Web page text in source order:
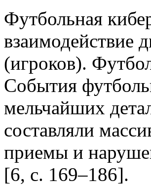
Футбольная
взаимодействие
(игроков).
События
мельчайших
составляли
приемы и
[6, с. 169–186].